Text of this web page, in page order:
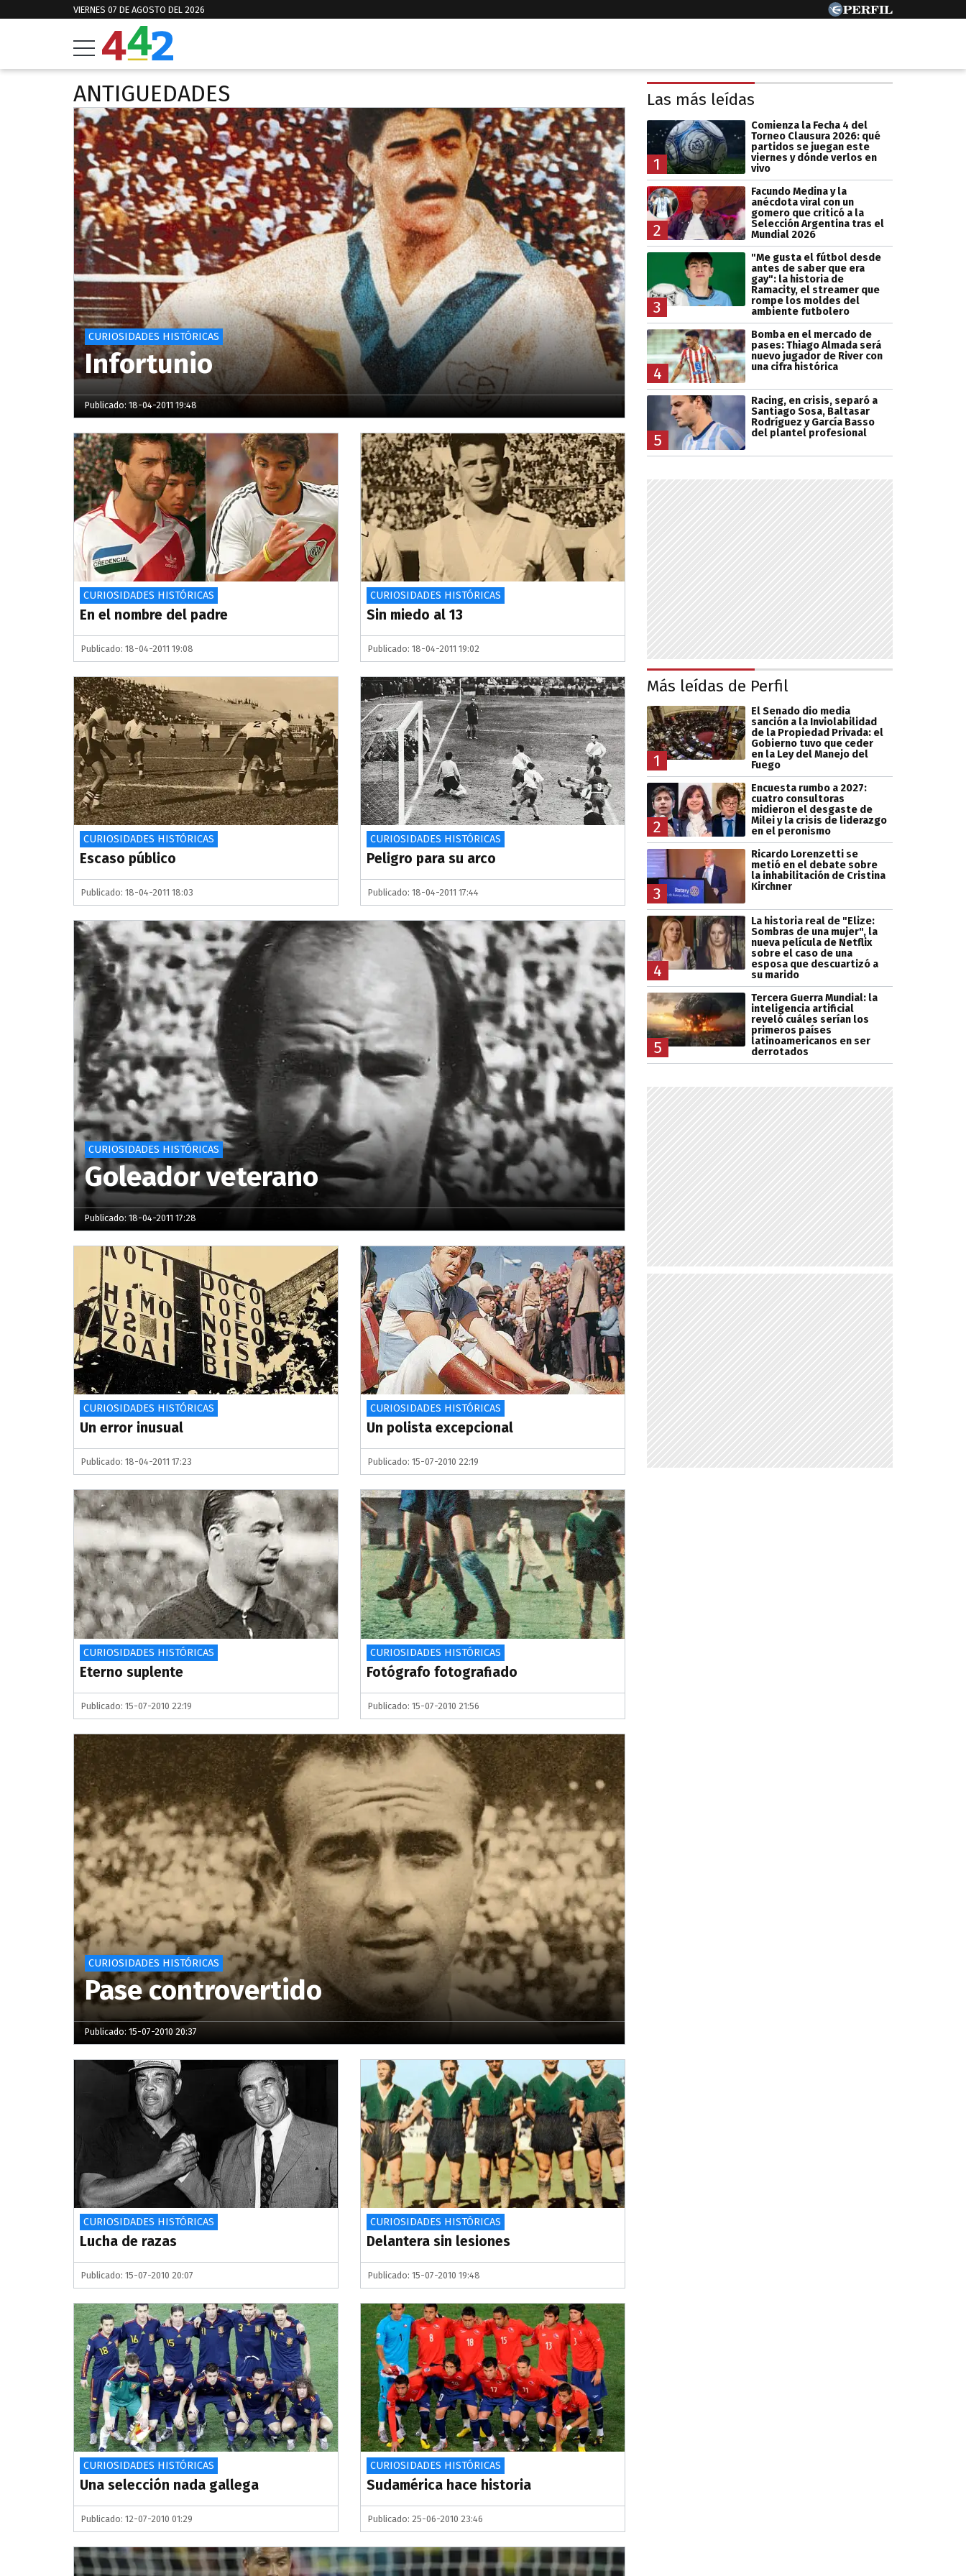
VIERNES 07 DE AGOSTO DEL 2026
ANTIGUEDADES
CURIOSIDADES HISTÓRICAS
Infortunio
Publicado: 18-04-2011 19:48
CURIOSIDADES HISTÓRICAS
En el nombre del padre
Publicado: 18-04-2011 19:08
CURIOSIDADES HISTÓRICAS
Sin miedo al 13
Publicado: 18-04-2011 19:02
CURIOSIDADES HISTÓRICAS
Escaso público
Publicado: 18-04-2011 18:03
CURIOSIDADES HISTÓRICAS
Peligro para su arco
Publicado: 18-04-2011 17:44
CURIOSIDADES HISTÓRICAS
Goleador veterano
Publicado: 18-04-2011 17:28
CURIOSIDADES HISTÓRICAS
Un error inusual
Publicado: 18-04-2011 17:23
CURIOSIDADES HISTÓRICAS
Un polista excepcional
Publicado: 15-07-2010 22:19
CURIOSIDADES HISTÓRICAS
Eterno suplente
Publicado: 15-07-2010 22:19
CURIOSIDADES HISTÓRICAS
Fotógrafo fotografiado
Publicado: 15-07-2010 21:56
CURIOSIDADES HISTÓRICAS
Pase controvertido
Publicado: 15-07-2010 20:37
CURIOSIDADES HISTÓRICAS
Lucha de razas
Publicado: 15-07-2010 20:07
CURIOSIDADES HISTÓRICAS
Delantera sin lesiones
Publicado: 15-07-2010 19:48
CURIOSIDADES HISTÓRICAS
Una selección nada gallega
Publicado: 12-07-2010 01:29
CURIOSIDADES HISTÓRICAS
Sudamérica hace historia
Publicado: 25-06-2010 23:46
Las más leídas
1
Comienza la Fecha 4 del
Torneo Clausura 2026: qué
partidos se juegan este
viernes y dónde verlos en
vivo
2
Facundo Medina y la
anécdota viral con un
gomero que criticó a la
Selección Argentina tras el
Mundial 2026
3
"Me gusta el fútbol desde
antes de saber que era
gay": la historia de
Ramacity, el streamer que
rompe los moldes del
ambiente futbolero
4
Bomba en el mercado de
pases: Thiago Almada será
nuevo jugador de River con
una cifra histórica
5
Racing, en crisis, separó a
Santiago Sosa, Baltasar
Rodríguez y García Basso
del plantel profesional
Más leídas de Perfil
1
El Senado dio media
sanción a la Inviolabilidad
de la Propiedad Privada: el
Gobierno tuvo que ceder
en la Ley del Manejo del
Fuego
2
Encuesta rumbo a 2027:
cuatro consultoras
midieron el desgaste de
Milei y la crisis de liderazgo
en el peronismo
3
Ricardo Lorenzetti se
metió en el debate sobre
la inhabilitación de Cristina
Kirchner
4
La historia real de "Elize:
Sombras de una mujer", la
nueva película de Netflix
sobre el caso de una
esposa que descuartizó a
su marido
5
Tercera Guerra Mundial: la
inteligencia artificial
reveló cuáles serían los
primeros países
latinoamericanos en ser
derrotados